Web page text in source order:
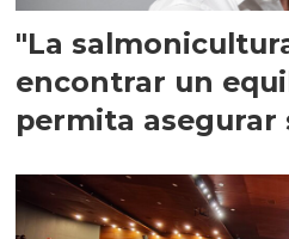
"La
encontrar un
permita asegurar